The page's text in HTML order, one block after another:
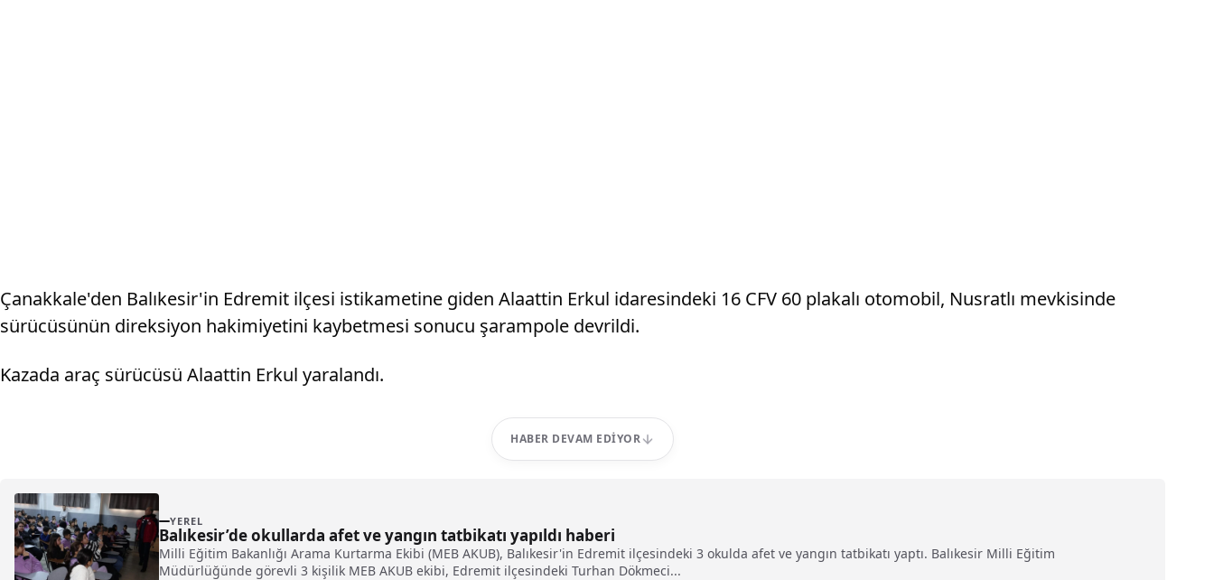
Çanakkale'den Balıkesir'in Edremit ilçesi istikametine giden Alaattin Erkul idaresindeki 16 CFV 60 plakalı otomobil, Nusratlı mevkisinde
sürücüsünün direksiyon hakimiyetini kaybetmesi sonucu şarampole devrildi.
Kazada araç sürücüsü Alaattin Erkul yaralandı.
HABER DEVAM EDIYOR
YEREL
Balıkesir’de okullarda afet ve yangın tatbikatı yapıldı haberi
Milli Eğitim Bakanlığı Arama Kurtarma Ekibi (MEB AKUB), Balıkesir'in Edremit ilçesindeki 3 okulda afet ve yangın tatbikatı yaptı. Balıkesir Milli Eğitim
Müdürlüğünde görevli 3 kişilik MEB AKUB ekibi, Edremit ilçesindeki Turhan Dökmeci...